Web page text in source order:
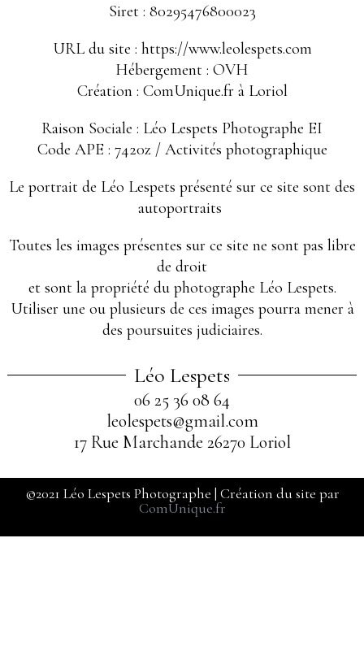
Siret : 80295476800023
URL du site : https://www.leolespets.com
Hébergement : OVH
Création : ComUnique.fr à Loriol
Raison Sociale : Léo Lespets Photographe EI
Code APE : 7420z / Activités photographique
Le portrait de Léo Lespets présenté sur ce site sont des
autoportraits
Toutes les images présentes sur ce site ne sont pas libre
de droit
et sont la propriété du photographe Léo Lespets.
Utiliser une ou plusieurs de ces images pourra mener à
des poursuites judiciaires.
Léo Lespets
06 25 36 08 64
leolespets@gmail.com
17 Rue Marchande 26270 Loriol
©2021 Léo Lespets Photographe | Création du site par
ComUnique.fr